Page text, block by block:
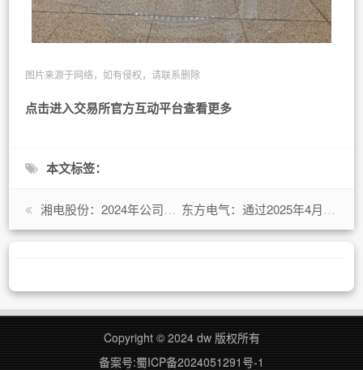
图片来源于网络，如有侵权，请联系删除
点击进入交易所官方互动平台查看更多
本文标签：
湘电股份：2024年公司电机产品实现营收约24.94亿元，电控产品实现营收约1.96亿元，特种产品及备件实现营收约19.62亿元 东方电气：通过2025年4月定向增发，公司将进一步强化对核心子公司资产的控制，全面提升上市主体的盈利与运营质量
Copyright © 2024 dw 版权所有
备案号:蜀ICP备2024051291号-1